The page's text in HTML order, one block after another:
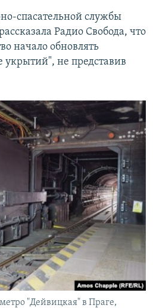
спасательной службы
Радио Свобода, что
начало обновлять
укрытий", не представив
"Дейвицкая" в Праге,